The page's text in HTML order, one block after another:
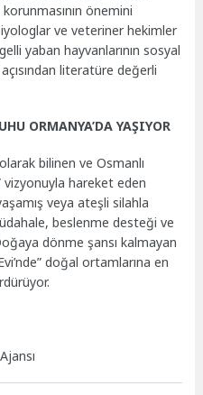
önemini
ve veteriner hekimler
yaban hayvanlarının sosyal
literatüre değerli
ORMANYA’DA YAŞIYOR
bilinen ve Osmanlı
vizyonuyla hareket eden
veya ateşli silahla
beslenme desteği ve
dönme şansı kalmayan
doğal ortamlarına en